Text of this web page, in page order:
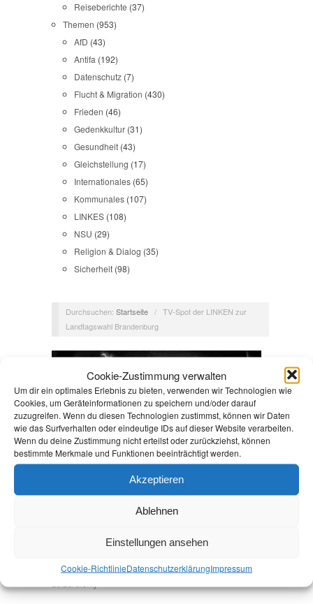
Cookie-Zustimmung verwalten
Um dir ein optimales Erlebnis zu bieten, verwenden wir Technologien wie
Cookies, um Geräteinformationen zu speichern und/oder darauf
zuzugreifen. Wenn du diesen Technologien zustimmst, können wir Daten
wie das Surfverhalten oder eindeutige IDs auf dieser Website verarbeiten.
Wenn du deine Zustimmung nicht erteilst oder zurückziehst, können
bestimmte Merkmale und Funktionen beeinträchtigt werden.
Akzeptieren
Ablehnen
Einstellungen ansehen
Cookie-RichtlinieDatenschutz­erklärungImpressum
Reiseberichte (37)
Themen (953)
AfD (43)
Antifa (192)
Datenschutz (7)
Flucht & Migration (430)
Frieden (46)
Gedenkkultur (31)
Gesundheit (43)
Gleichstellung (17)
Internationales (65)
Kommunales (107)
LINKES (108)
NSU (29)
Religion & Dialog (35)
Sicherheit (98)
Durchsuchen: Startseite / TV-Spot der LINKEN zur
Landtagswahl Brandenburg
TV-SPOT DER LINKEN ZUR
LANDTAGSWAHL BRANDENBURG
15. August 2014/
Und Ihnen?(auf das Bild klicken, um den Spot